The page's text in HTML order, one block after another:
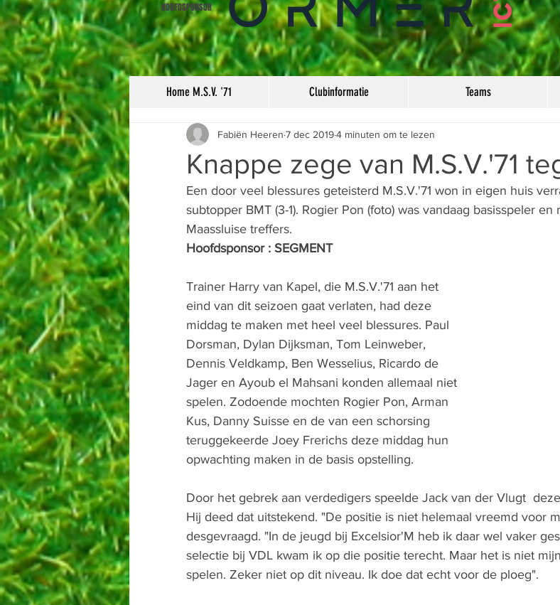
HOOFDSPONSOR
Home M.S.V. '71 Clubinformatie Teams
Knappe zege van M.S.V.'71
Fabiën Heeren 7 dec 20194 minuten om te lezen
Een door veel blessures geteisterd M.S.V.'71 won in eigen huis
subtopper BMT (3-1). Rogier Pon (foto) was vandaag basisspeler
Maassluise treffers.
Hoofdsponsor : SEGMENT
Trainer Harry van Kapel, die M.S.V.'71 aan het
eind van dit seizoen gaat verlaten, had deze
middag te maken met heel veel blessures. Paul
Dorsman, Dylan Dijksman, Tom Leinweber,
Dennis Veldkamp, Ben Wesselius, Ricardo de
Jager en Ayoub el Mahsani konden allemaal niet
spelen. Zodoende mochten Rogier Pon, Arman
Kus, Danny Suisse en de van een schorsing
teruggekeerde Joey Frerichs deze middag hun
opwachting maken in de basis opstelling.
Door het gebrek aan verdedigers speelde Jack van der Vlugt
Hij deed dat uitstekend. "De positie is niet helemaal vreemd voor
desgevraagd. "In de jeugd bij Excelsior'M heb ik daar wel vaker
selectie bij VDL kwam ik op die positie terecht. Maar het is niet
spelen. Zeker niet op dit niveau. Ik doe dat echt voor de ploeg".